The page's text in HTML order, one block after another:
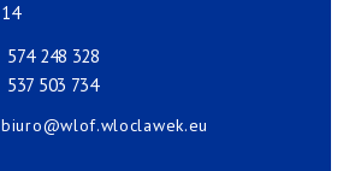
14
574 248 328
537 503 734
biuro@wlof.wloclawek.eu